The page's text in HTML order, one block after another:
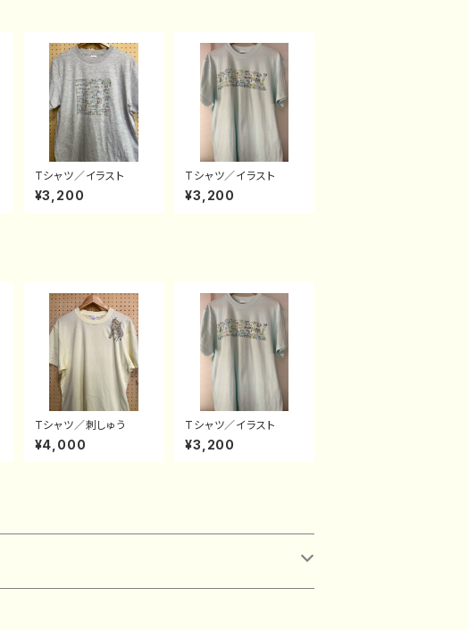
Tシャツ／イラスト
¥3,200
Tシャツ／イラスト
¥3,200
Tシャツ／刺しゅう
¥4,000
Tシャツ／イラスト
¥3,200